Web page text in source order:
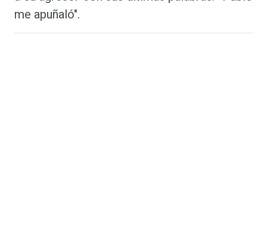
me apuñaló".